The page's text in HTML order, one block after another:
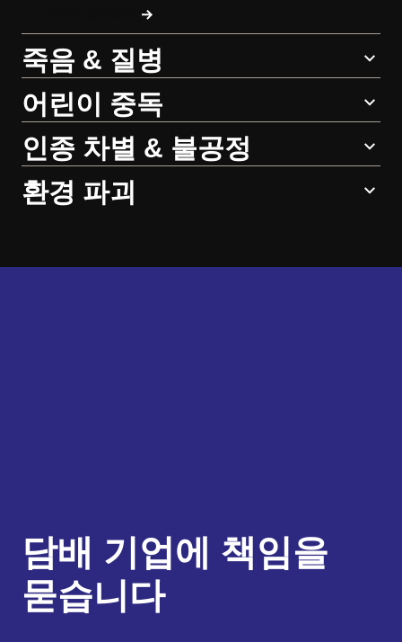
죽음 & 질병
어린이 중독
인종 차별 & 불공정
환경 파괴
담배 기업에 책임을
묻습니다